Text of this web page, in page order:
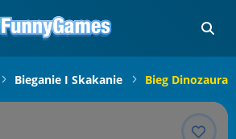
Bieganie I Skakanie Bieg Dinozaura